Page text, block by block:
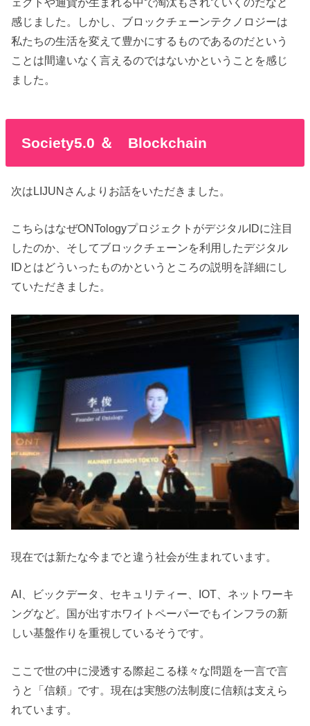
感じました。しかし、ブロックチェーンテクノロジーは
私たちの生活を変えて豊かにするものであるのだという
ことは間違いなく言えるのではないかということを感じ
ました。
Society5.0 ＆ Blockchain
次はLIJUNさんよりお話をいただきました。
こちらはなぜONTologyプロジェクトがデジタルIDに注目
したのか、そしてブロックチェーンを利用したデジタル
IDとはどういったものかというところの説明を詳細にし
ていただきました。
現在では新たな今までと違う社会が生まれています。
AI、ビックデータ、セキュリティー、IOT、ネットワーキ
ングなど。国が出すホワイトペーパーでもインフラの新
しい基盤作りを重視しているそうです。
ここで世の中に浸透する際起こる様々な問題を一言で言
うと「信頼」です。現在は実態の法制度に信頼は支えら
れています。